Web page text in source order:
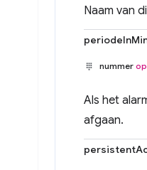
Naam van
nummer
Als het
afgaan.